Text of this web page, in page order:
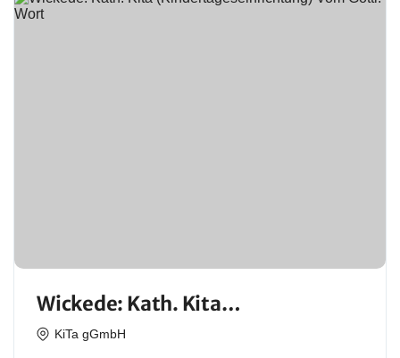
Wickede: Kath. Kita
(Kindertageseinrichtung) Vom
KiTa gGmbH